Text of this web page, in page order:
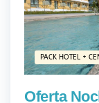
PACK HOTEL +
Oferta